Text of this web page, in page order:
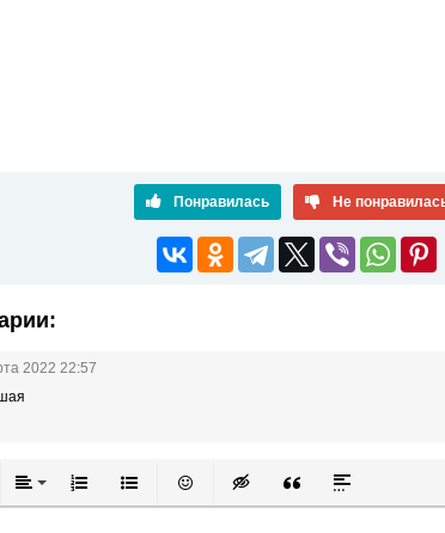
Понравилась Не
2022 22:57
Выравнивание
Нумерованный список
Маркированный список
Вставить смайлик
Вставка скрытого текста
Вставка цитаты
Вставка